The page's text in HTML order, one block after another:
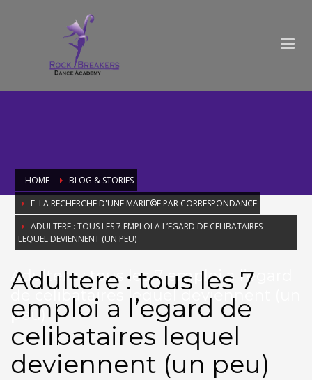
HOME
BLOG & STORIES
Г LA RECHERCHE D'UNE MARIГ©E PAR CORRESPONDANCE
ADULTERE : TOUS LES 7 EMPLOI A L’EGARD DE CELIBATAIRES
LEQUEL DEVIENNENT (UN PEU)
Adultere : tous les 7 emploi a l’egard
de celibataires lequel deviennent (un
peu)
Adultere : tous les 7
emploi a l’egard de
celibataires lequel
deviennent (un peu)